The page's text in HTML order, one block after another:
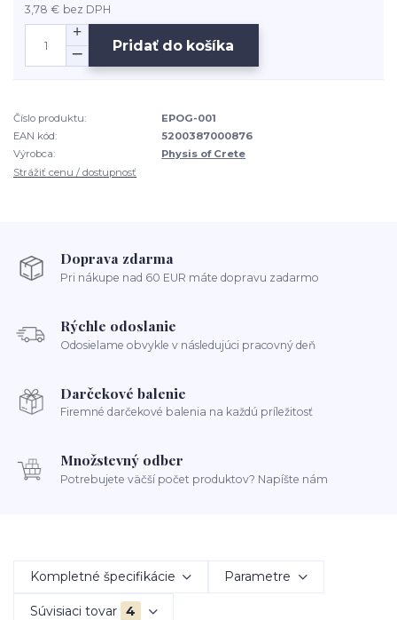
3,78 € bez DPH
Pridať do košíka
Číslo produktu:
EPOG-001
EAN kód:
5200387000876
Výrobca:
Physis of Crete
Strážiť cenu / dostupnosť
Doprava zdarma
Pri nákupe nad 60 EUR máte dopravu zadarmo
Rýchle odoslanie
Odosielame obvykle v následujúci pracovný deň
Darčekové balenie
Firemné darčekové balenia na každú príležitosť
Množstevný odber
Potrebujete väčší počet produktov? Napíšte nám
Kompletné špecifikácie Parametre
Súvisiaci tovar 4